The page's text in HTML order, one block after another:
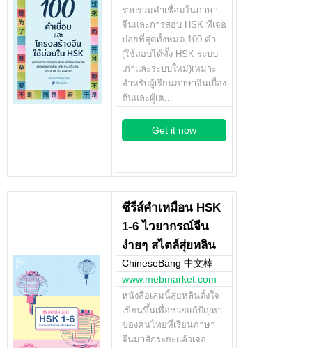
รวบรวมคำเชื่อมในภาษา
จีนและการสอบ HSK ที่เจอ
บ่อยที่สุดทั้งหมด 100 คำ
(ใช้สอบได้ทั้ง HSK ระบบ
เก่าและระบบใหม่)เหมาะ
สำหรับผู้เรียนภาษาจีนเบื้อง
ต้นและผู้เต…
Get it now
ซีรีส์คำเหมือน HSK
1-6 ไวยากรณ์จีน
ง่ายๆ สไตล์สุ่ยหลิน
ChineseBang 中文棒
www.mebmarket.com
หนังสือเล่มนี้สุ่ยหลินตั้งใจ
เขียนขึ้นเพื่อช่วยแก้ปัญหา
ของคนไทยที่เรียนภาษา
จีนมาสักระยะแล้วเจอ